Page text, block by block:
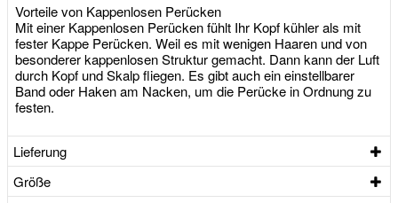
Vorteile von Kappenlosen Perücken
Mit einer Kappenlosen Perücken fühlt Ihr Kopf kühler als mit
fester Kappe Perücken. Weil es mit wenigen Haaren und von
besonderer kappenlosen Struktur gemacht. Dann kann der Luft
durch Kopf und Skalp fliegen. Es gibt auch ein einstellbarer
Band oder Haken am Nacken, um die Perücke in Ordnung zu
festen.
Lieferung
Größe